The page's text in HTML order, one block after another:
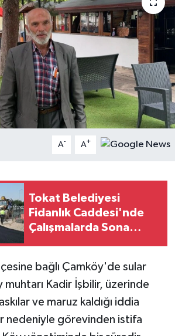
A- A+
Tokat Belediyesi
Fidanlık Caddesi'nde
Çalışmalarda Sona
bağlı Çamköy'de sular
Kadir İşbilir, üzerinde
ve maruz kaldığı iddia
nedeniyle görevinden istifa